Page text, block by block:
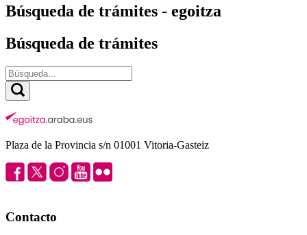
Búsqueda de trámites - egoitza
Búsqueda de trámites
Plaza de la Provincia s/n 01001 Vitoria-Gasteiz
Contacto